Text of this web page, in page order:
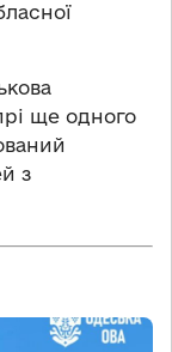
ще одного
з